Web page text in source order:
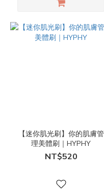
【迷你肌光刷】你的肌膚管
理美體刷｜HYPHY
NT$520